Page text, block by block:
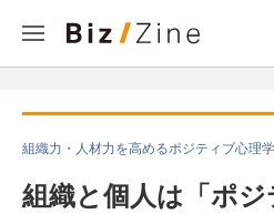
組織力・人材力を高めるポジティブ心理学
組織と個人は「ポジ